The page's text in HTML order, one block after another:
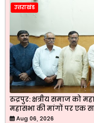
उत्तराखंड
रुद्रपुर: क्षत्रीय समाज को
महासभा की मांगों पर एक
Aug 06, 2026